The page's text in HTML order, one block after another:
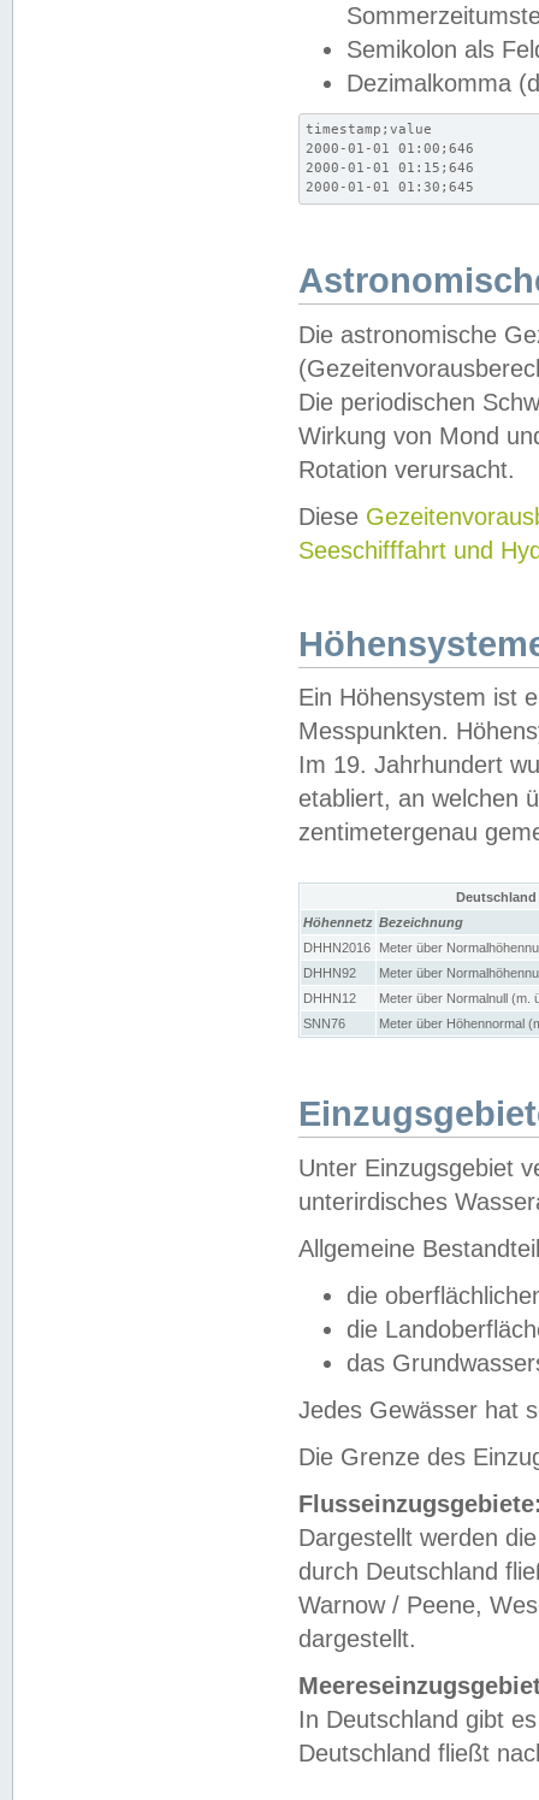
Semikolon als
Dezimalkomma
timestamp;value
2000-01-01 01:00;646
2000-01-01 01:15;646
2000-01-01 01:30;645
Die astronomische
Die periodischen
Wirkung von Mond
Rotation verursacht.
Diese
Seeschifffahrt und
Ein Höhensystem ist
Messpunkten.
Im 19. Jahrhundert
etabliert, an welchen
zentimetergenau
Höhennetz Bezeichnung
DHHN2016
Meter über
DHHN92
Meter über
DHHN12
Meter über Normalnull (m.
SNN76
Meter über Höhennormal
Unter Einzugsgebiet
unterirdisches
Allgemeine
die
die
das
Jedes Gewässer hat
Die Grenze des
Dargestellt werden
durch Deutschland
Warnow / Peene,
dargestellt.
In Deutschland gibt
Deutschland fließt